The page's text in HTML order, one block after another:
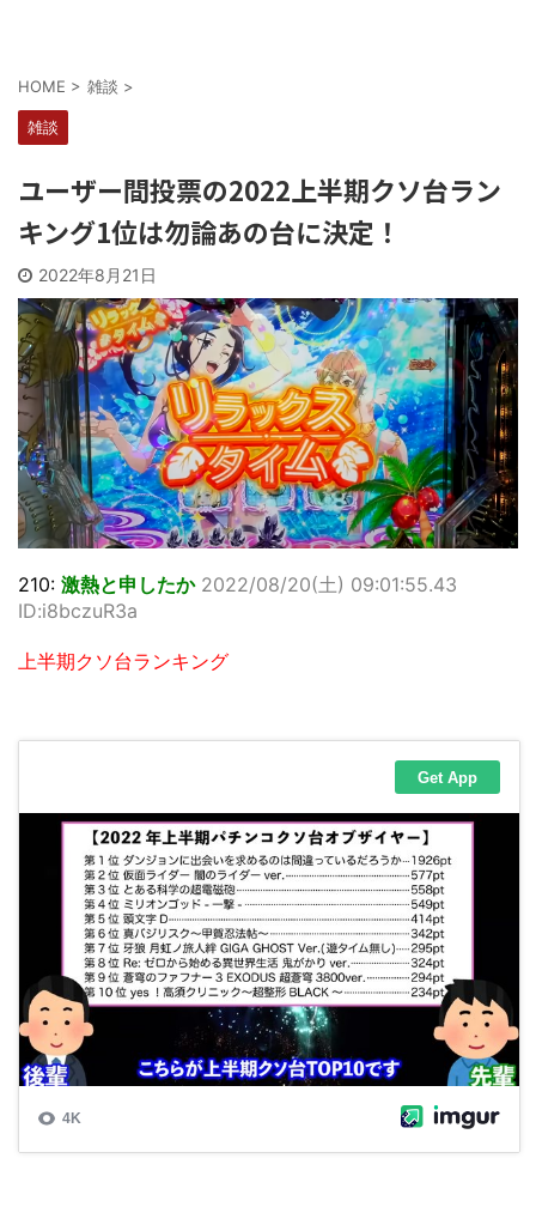
HOME > 雑談 >
雑談
ユーザー間投票の2022上半期クソ台ラン
キング1位は勿論あの台に決定！
2022年8月21日
210: 激熱と申したか 2022/08/20(土) 09:01:55.43
ID:i8bczuR3a
上半期クソ台ランキング